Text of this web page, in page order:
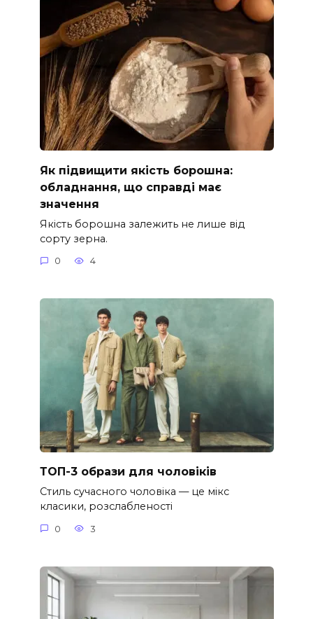
Як підвищити якість борошна:
обладнання, що справді має
значення
Якість борошна залежить не лише від
сорту зерна.
0 4
ТОП-3 образи для чоловіків
Стиль сучасного чоловіка — це мікс
класики, розслабленості
0 3